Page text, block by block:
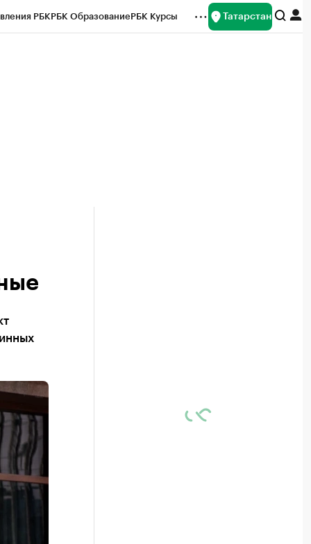
РБКРБК ОбразованиеРБК Курсы Татарстан